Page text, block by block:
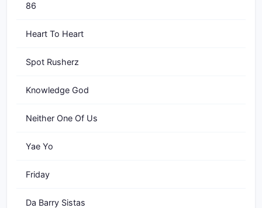
86
Heart To Heart
Spot Rusherz
Knowledge God
Neither One Of Us
Yae Yo
Friday
Da Barry Sistas